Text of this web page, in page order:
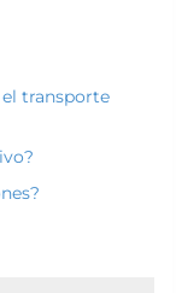
transporte